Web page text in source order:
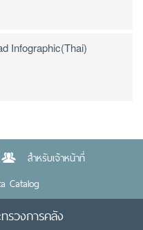
Infographic(Thai)
สำหรับเจ้าหน้าที่
Catalog
รวงการคลัง